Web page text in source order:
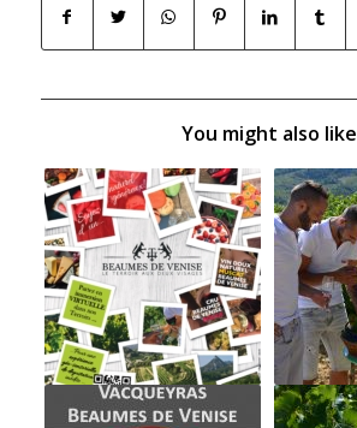
You might also like